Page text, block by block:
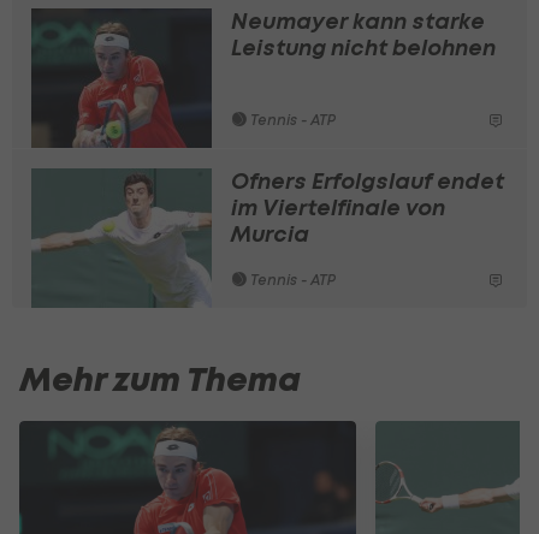
Neumayer kann starke
Leistung nicht belohnen
Tennis - ATP
Ofners Erfolgslauf endet
im Viertelfinale von
Murcia
Tennis - ATP
Mehr zum Thema